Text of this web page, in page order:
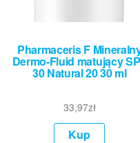
Pharmaceris F
Dermo-Fluid matujący
30 Natural 20 30 ml
33,97zł
Kup